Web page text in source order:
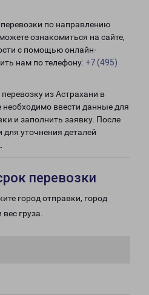
по направлению
ознакомиться на сайте,
с помощью онлайн-
нам по телефону: +7 (495)
из Астрахани в
необходимо ввести данные для
и заполнить заявку. После
уточнения деталей
перевозки
город отправки, город
груза.